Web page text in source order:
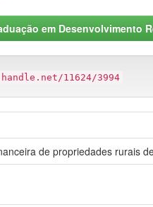
em Desenvolvimento
11624/3994
de propriedades rurais